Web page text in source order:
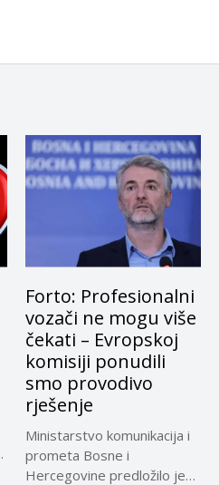
Forto: Profesionalni
vozači ne mogu više
čekati – Evropskoj
komisiji ponudili
smo provodivo
rješenje
Ministarstvo komunikacija i
prometa Bosne i
Hercegovine predložilo je